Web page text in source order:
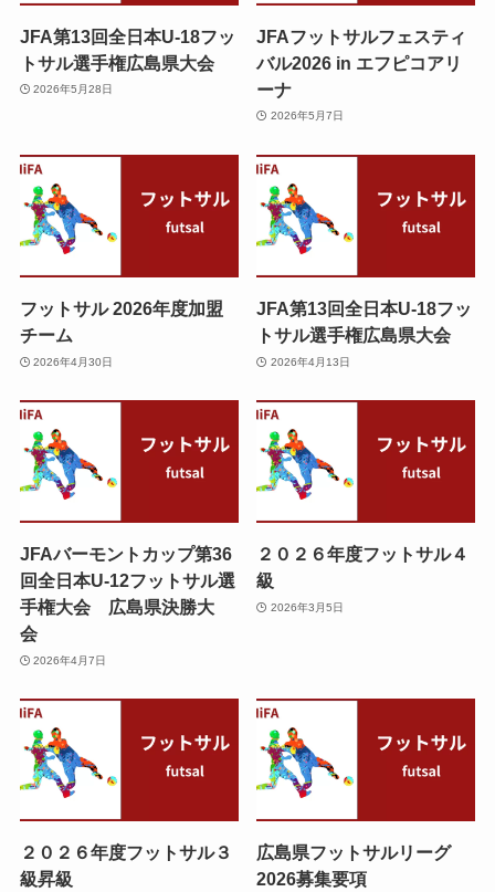
JFA第13回全日本U-18フッ
トサル選手権広島県大会
2026年5月28日
JFAフットサルフェスティ
バル2026 in エフピコアリ
ーナ
2026年5月7日
フットサル 2026年度加盟
チーム
2026年4月30日
JFA第13回全日本U-18フッ
トサル選手権広島県大会
2026年4月13日
JFAバーモントカップ第36
回全日本U-12フットサル選
手権大会 広島県決勝大
会
2026年4月7日
２０２６年度フットサル４
級
2026年3月5日
２０２６年度フットサル３
級昇級
広島県フットサルリーグ
2026募集要項